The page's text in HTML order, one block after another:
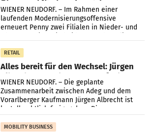
Ober- und Niederösterreich
WIENER NEUDORF. – Im Rahmen einer
laufenden Modernisierungsoffensive
erneuert Penny zwei Filialen in Nieder- und
RETAIL
Alles bereit für den Wechsel: Jürgen
Albrecht setzt ab 1.1.2027 auf Adeg
WIENER NEUDORF. – Die geplante
Zusammenarbeit zwischen Adeg und dem
Vorarlberger Kaufmann Jürgen Albrecht ist
kartellrechtlich freigegeben: Die
Bundeswettbewerbsbehörde und der
Bundeskartellanwalt
MOBILITY BUSINESS